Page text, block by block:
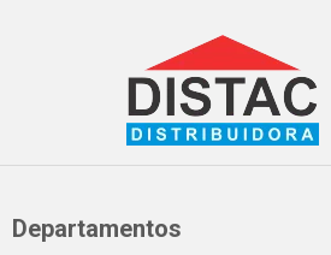
Departamentos